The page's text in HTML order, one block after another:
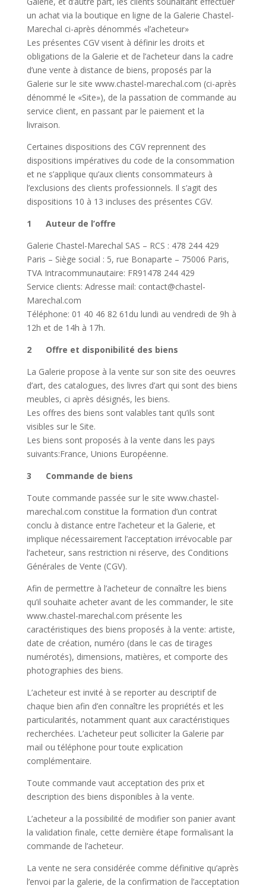
un achat via la boutique en ligne de la Galerie Chastel-
Marechal ci-après dénommés «l’acheteur»
Les présentes CGV visent à définir les droits et
obligations de la Galerie et de l’acheteur dans la cadre
d’une vente à distance de biens, proposés par la
Galerie sur le site www.chastel-marechal.com (ci-après
dénommé le «Site»), de la passation de commande au
service client, en passant par le paiement et la
livraison.
Certaines dispositions des CGV reprennent des
dispositions impératives du code de la consommation
et ne s’applique qu’aux clients consommateurs à
l’exclusions des clients professionnels. Il s’agit des
dispositions 10 à 13 incluses des présentes CGV.
1 Auteur de l’offre
Galerie Chastel-Marechal SAS – RCS : 478 244 429
Paris – Siège social : 5, rue Bonaparte – 75006 Paris,
TVA Intracommunautaire: FR91478 244 429
Service clients: Adresse mail: contact@chastel-
Marechal.com
Téléphone: 01 40 46 82 61du lundi au vendredi de 9h à
12h et de 14h à 17h.
2 Offre et disponibilité des biens
La Galerie propose à la vente sur son site des oeuvres
d’art, des catalogues, des livres d’art qui sont des biens
meubles, ci après désignés, les biens.
Les offres des biens sont valables tant qu’ils sont
visibles sur le Site.
Les biens sont proposés à la vente dans les pays
suivants:France, Unions Européenne.
3 Commande de biens
Toute commande passée sur le site www.chastel-
marechal.com constitue la formation d’un contrat
conclu à distance entre l’acheteur et la Galerie, et
implique nécessairement l’acceptation irrévocable par
l’acheteur, sans restriction ni réserve, des Conditions
Générales de Vente (CGV).
Afin de permettre à l’acheteur de connaître les biens
qu’il souhaite acheter avant de les commander, le site
www.chastel-marechal.com présente les
caractéristiques des biens proposés à la vente: artiste,
date de création, numéro (dans le cas de tirages
numérotés), dimensions, matières, et comporte des
photographies des biens.
L’acheteur est invité à se reporter au descriptif de
chaque bien afin d’en connaître les propriétés et les
particularités, notamment quant aux caractéristiques
recherchées. L’acheteur peut solliciter la Galerie par
mail ou téléphone pour toute explication
complémentaire.
Toute commande vaut acceptation des prix et
description des biens disponibles à la vente.
L’acheteur a la possibilité de modifier son panier avant
la validation finale, cette dernière étape formalisant la
commande de l’acheteur.
La vente ne sera considérée comme définitive qu’après
l’envoi par la galerie, de la confirmation de l’acceptation